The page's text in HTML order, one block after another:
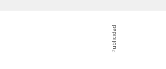
Publicidad